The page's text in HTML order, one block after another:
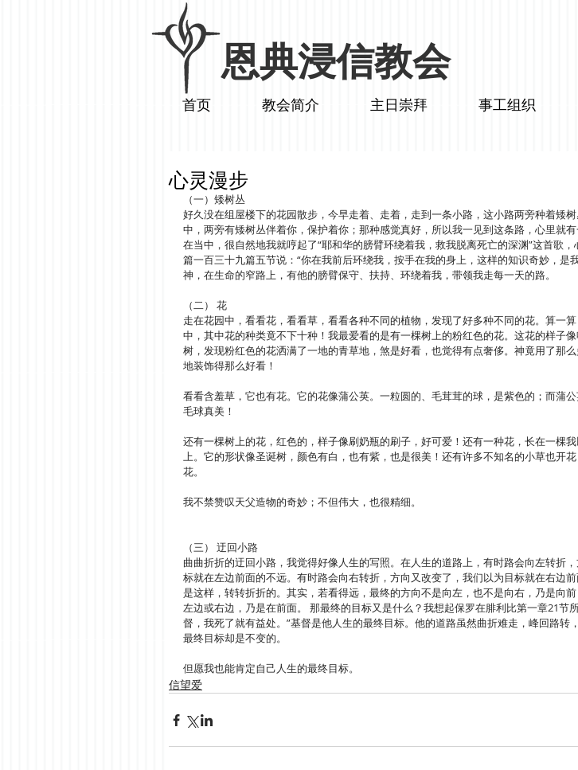
​恩典浸信教会
首页 教会简介 主日崇拜 事工组织
心灵漫步
（一）矮树丛
好久没在组屋楼下的花园散步，今早走着、走着，走到一条小路，这小路两旁种着矮
中，两旁有矮树丛伴着你，保护着你；那种感觉真好，所以我一见到这条路，心里就
在当中，很自然地我就哼起了“耶和华的膀臂环绕着我，救我脱离死亡的深渊”这首歌
篇一百三十九篇五节说：“你在我前后环绕我，按手在我的身上，这样的知识奇妙，
神，在生命的窄路上，有他的膀臂保守、扶持、环绕着我，带领我走每一天的路。
（二） 花
走在花园中，看看花，看看草，看看各种不同的植物，发现了好多种不同的花。算一
中，其中花的种类竟不下十种！我最爱看的是有一棵树上的粉红色的花。这花的样子
树，发现粉红色的花洒满了一地的青草地，煞是好看，也觉得有点奢侈。神竟用了那
地装饰得那么好看！
看看含羞草，它也有花。它的花像蒲公英。一粒圆的、毛茸茸的球，是紫色的；而蒲
毛球真美！
还有一棵树上的花，红色的，样子像刷奶瓶的刷子，好可爱！还有一种花，长在一棵
上。它的形状像圣诞树，颜色有白，也有紫，也是很美！还有许多不知名的小草也开
花。
我不禁赞叹天父造物的奇妙；不但伟大，也很精细。
（三） 迂回小路
曲曲折折的迂回小路，我觉得好像人生的写照。在人生的道路上，有时路会向左转折
标就在左边前面的不远。有时路会向右转折，方向又改变了，我们以为目标就在右边
是这样，转转折折的。其实，若看得远，最终的方向不是向左，也不是向右，乃是向
左边或右边，乃是在前面。 那最终的目标又是什么？我想起保罗在腓利比第一章21节
督，我死了就有益处。”基督是他人生的最终目标。他的道路虽然曲折难走，峰回路转
最终目标却是不变的。
但愿我也能肯定自己人生的最终目标。
信望爱